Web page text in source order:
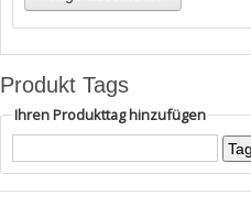
Produkt Tags
Ihren Produkttag hinzufügen